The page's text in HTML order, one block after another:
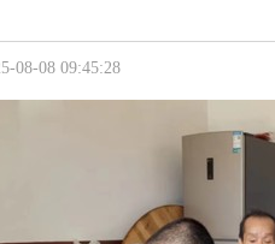
08-08 09:45:28